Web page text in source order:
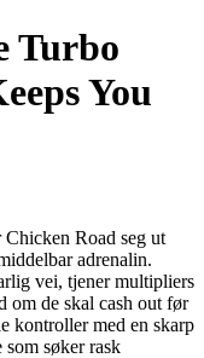
Turbo
You
Road seg ut
adrenalin.
vei, tjener multipliers
om de skal cash out før
kontroller med en skarp
søker rask